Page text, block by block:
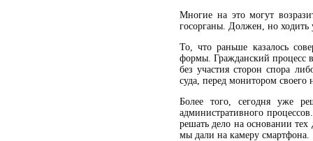
Многие на это могут
госорганы. Должен, но ходить
То, что раньше казалось
формы. Гражданский процесс
без участия сторон спора
суда, перед монитором
Более того, сегодня уже
административного
решать дело на основании
мы дали на камеру смартфона.